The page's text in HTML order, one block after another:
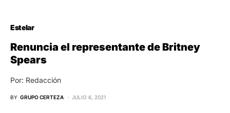
Estelar
Renuncia el representante de Britney
Spears
Por: Redacción
BY GRUPO CERTEZA JULIO 6, 2021